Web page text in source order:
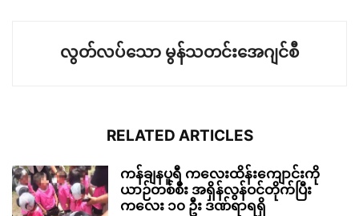
လွတ်လပ်သော မွန်သတင်းအေဂျင်စီ
RELATED ARTICLES
ကန်ချနပူရီ ကလေးထိန်းကျောင်းကို
ယာဉ်တစ်စီး အရှိန်လွန်ဝင်တိုက်ပြီး
ကလေး ၁၀ ဦး ဒဏ်ရာရရှိ